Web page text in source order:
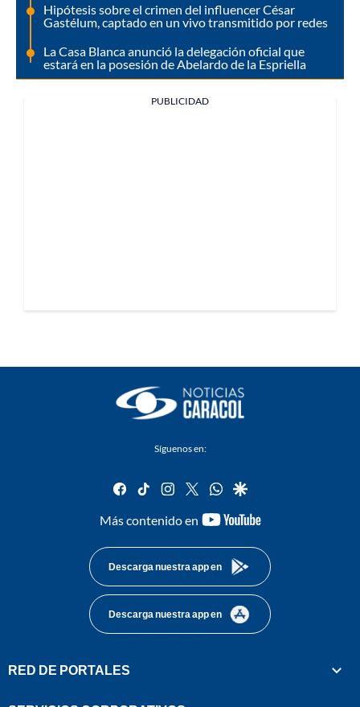
Hipótesis sobre el crimen del influencer César
Gastélum, captado en un vivo transmitido por redes
La Casa Blanca anunció la delegación oficial que
estará en la posesión de Abelardo de la Espriella
PUBLICIDAD
Síguenos en:
facebook
tiktok instagram
twitterwhatsapp
google
Más contenido en
youtube-
Descarga nuestra app en
Descarga nuestra app en
RED DE PORTALES